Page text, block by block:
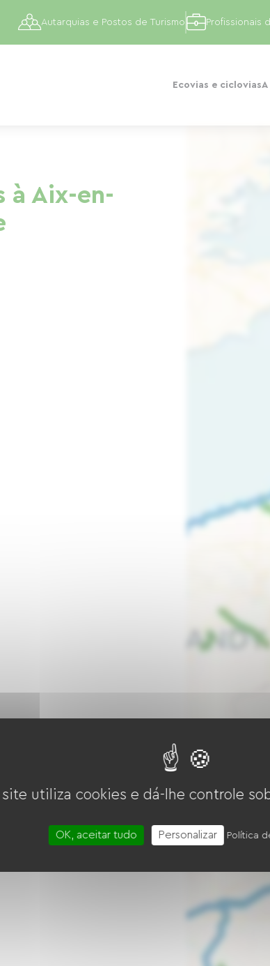
Ecovias e ciclovias
Autarquias e Postos de Turismo Profissionais
à Aix-en-
site utiliza cookies e dá-lhe controle
OK, aceitar tudo Personalizar Política